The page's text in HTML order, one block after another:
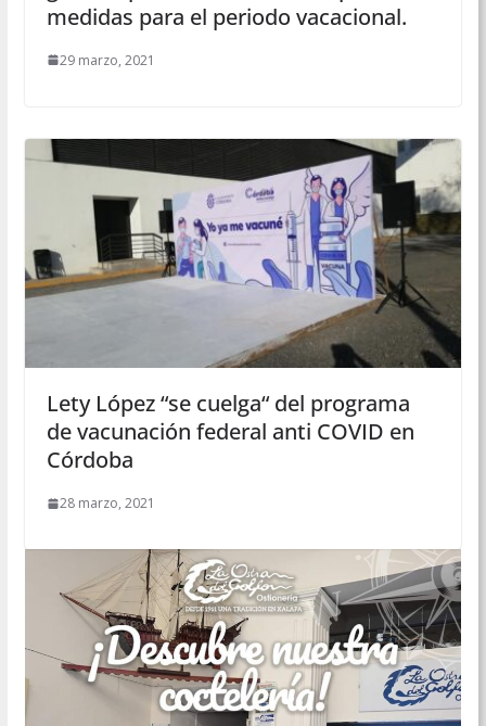
medidas para el periodo vacacional.
29 marzo, 2021
Lety López “se cuelga“ del programa
de vacunación federal anti COVID en
Córdoba
28 marzo, 2021